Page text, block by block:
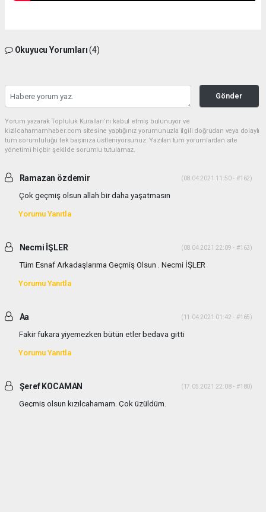
Okuyucu Yorumları(4)
Gönder
Yorum yazarak Topluluk Kuralları’nı kabul etmiş bulunuyor ve
kizilcahamamhaber.com sitesine yaptığınız yorumunuzla ilgili doğrudan veya dolaylı
tüm sorumluluğu tek başınıza üstleniyorsunuz. Yazılan tüm yorumlardan site
yönetimi hiçbir şekilde sorumlu tutulamaz.
Ramazan özdemir (08.04.2021 11:50 - #162)
Çok geçmiş olsun allah bir daha yaşatmasın
Yorumu Yanıtla
Necmi İŞLER (08.04.2021 22:09 - #163)
Tüm Esnaf Arkadaşlarıma Geçmiş Olsun . Necmi İŞLER
Yorumu Yanıtla
Aa (11.04.2021 01:42 - #165)
Fakir fukara yiyemezken bütün etler bedava gitti
Yorumu Yanıtla
Şeref KOCAMAN (17.05.2021 22:08 - #180)
Geçmiş olsun kızılcahamam. Çok üzüldüm.